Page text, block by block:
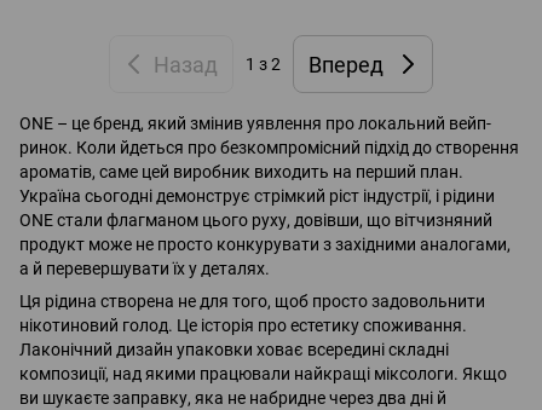
Назад 1 з 2 Вперед
ONE – це бренд, який змінив уявлення про локальний вейп-
ринок. Коли йдеться про безкомпромісний підхід до створення
ароматів, саме цей виробник виходить на перший план.
Україна сьогодні демонструє стрімкий ріст індустрії, і рідини
ONE стали флагманом цього руху, довівши, що вітчизняний
продукт може не просто конкурувати з західними аналогами,
а й перевершувати їх у деталях.
Ця рідина створена не для того, щоб просто задовольнити
нікотиновий голод. Це історія про естетику споживання.
Лаконічний дизайн упаковки ховає всередині складні
композиції, над якими працювали найкращі міксологи. Якщо
ви шукаєте заправку, яка не набридне через два дні й